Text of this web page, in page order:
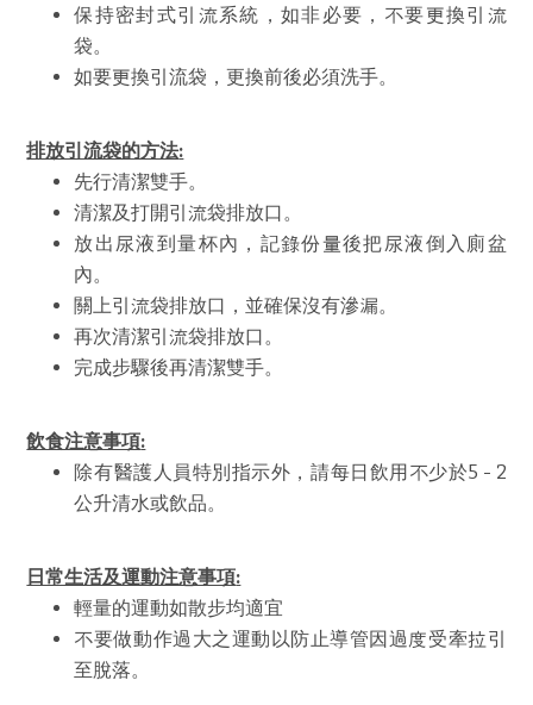
保持密封式引流系統，如非必要，不要更換引流
袋。
如要更換引流袋，更換前後必須洗手。
排放引流袋的方法:
先行清潔雙手。
清潔及打開引流袋排放口。
放出尿液到量杯內，記錄份量後把尿液倒入廁盆
內。
關上引流袋排放口，並確保沒有滲漏。
再次清潔引流袋排放口。
完成步驟後再清潔雙手。
飲食注意事項:
除有醫護人員特別指示外，請每日飲用不少於5 - 2
公升清水或飲品。
日常生活及運動注意事項:
輕量的運動如散步均適宜
不要做動作過大之運動以防止導管因過度受牽拉引
至脫落。